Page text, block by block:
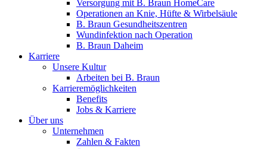
Versorgung mit B. Braun HomeCare
Operationen an Knie, Hüfte & Wirbelsäule
B. Braun Gesundheitszentren
Wundinfektion nach Operation
B. Braun Daheim
Karriere
Unsere Kultur
Arbeiten bei B. Braun
Karrieremöglichkeiten
Benefits
Jobs & Karriere
Über uns
Unternehmen
Zahlen & Fakten